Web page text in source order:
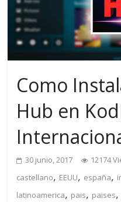
Como
Hub en
30 junio, 2017 12174
castellano, EEUU, españa,
latinoamerica, pais, paises